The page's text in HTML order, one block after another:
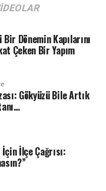
Dönemin Kapılarını
Çeken Bir Yapım
Gökyüzü Bile Artık
İçin İlçe Çağrısı: